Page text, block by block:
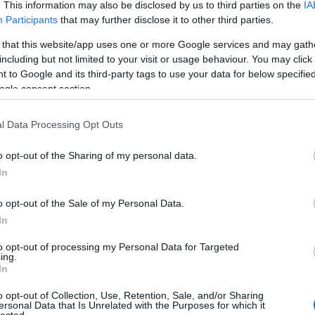
This information may also be disclosed by us to third parties on the
Participants that may further disclose it to other third parties.
that this website/app uses one or more Google services and may
but not limited to your visit or usage behaviour. You may
to Google and its third-party tags to use your data for below
consent section.
Data Processing Opt Outs
opt-out of the Sharing of my personal data.
opt-out of the Sale of my Personal Data.
opt-out of processing my Personal Data for Targeted
opt-out of Collection, Use, Retention, Sale, and/or Sharing
Data that Is Unrelated with the Purposes for which it
BEJEGYZÉSEK:
A
kérdés
Gondolatok a házi
könyvtárban
Véres verejtékkel